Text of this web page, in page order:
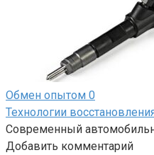
Обмен опытом 0
Технологии
Современный
Добавить комментарий